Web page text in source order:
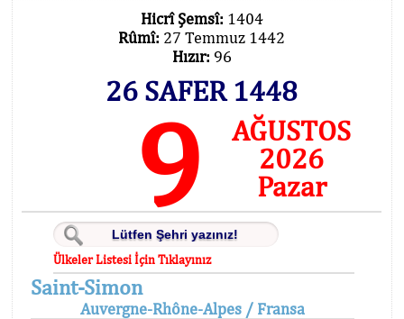
Hicrî Şemsî: 1404
Rûmî: 27 Temmuz 1442
Hızır: 96
26 SAFER 1448
9
AĞUSTOS
2026
Pazar
Ülkeler Listesi İçin Tıklayınız
Saint-Simon
Auvergne-Rhône-Alpes / Fransa